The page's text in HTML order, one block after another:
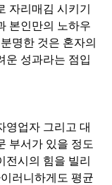
자리매김 시키기
본인만의 노하우
명한 것은 혼자의
운 성과라는 점입
영업자 그리고 대
부서가 있을 정도
전시의 힘을 빌리
러니하게도 평균